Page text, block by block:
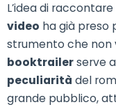
L’idea di
video ha già preso
strumento che non
booktrailerserve a
peculiarità del
grande pubblico,